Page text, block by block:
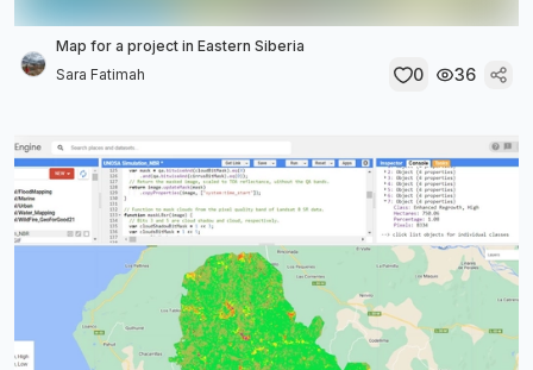
Map for a project in Eastern Siberia
Sara Fatimah
0 36